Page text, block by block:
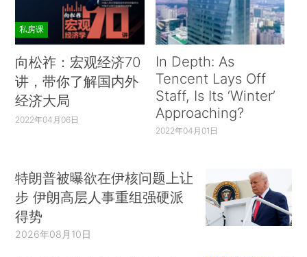
私房课
向松祚：宏观经济70
讲，带你了解国内外
经济大局
2022年04月06日
In Depth: As
Tencent Lays Off
Staff, Is Its ‘Winter’
Approaching?
2022年04月01日
特朗普被曝欲在伊核问题上让
步 伊朗高层人事重组强硬派
得势
2026年08月10日